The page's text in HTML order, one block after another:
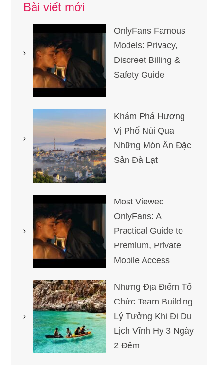
Bài viết mới
OnlyFans Famous
Models: Privacy,
Discreet Billing &
Safety Guide
Khám Phá Hương
Vị Phố Núi Qua
Những Món Ăn Đặc
Sản Đà Lạt
Most Viewed
OnlyFans: A
Practical Guide to
Premium, Private
Mobile Access
Những Địa Điểm Tổ
Chức Team Building
Lý Tưởng Khi Đi Du
Lịch Vĩnh Hy 3 Ngày
2 Đêm